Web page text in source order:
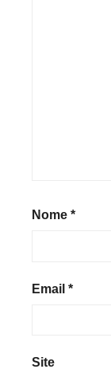
Nome *
Email *
Site